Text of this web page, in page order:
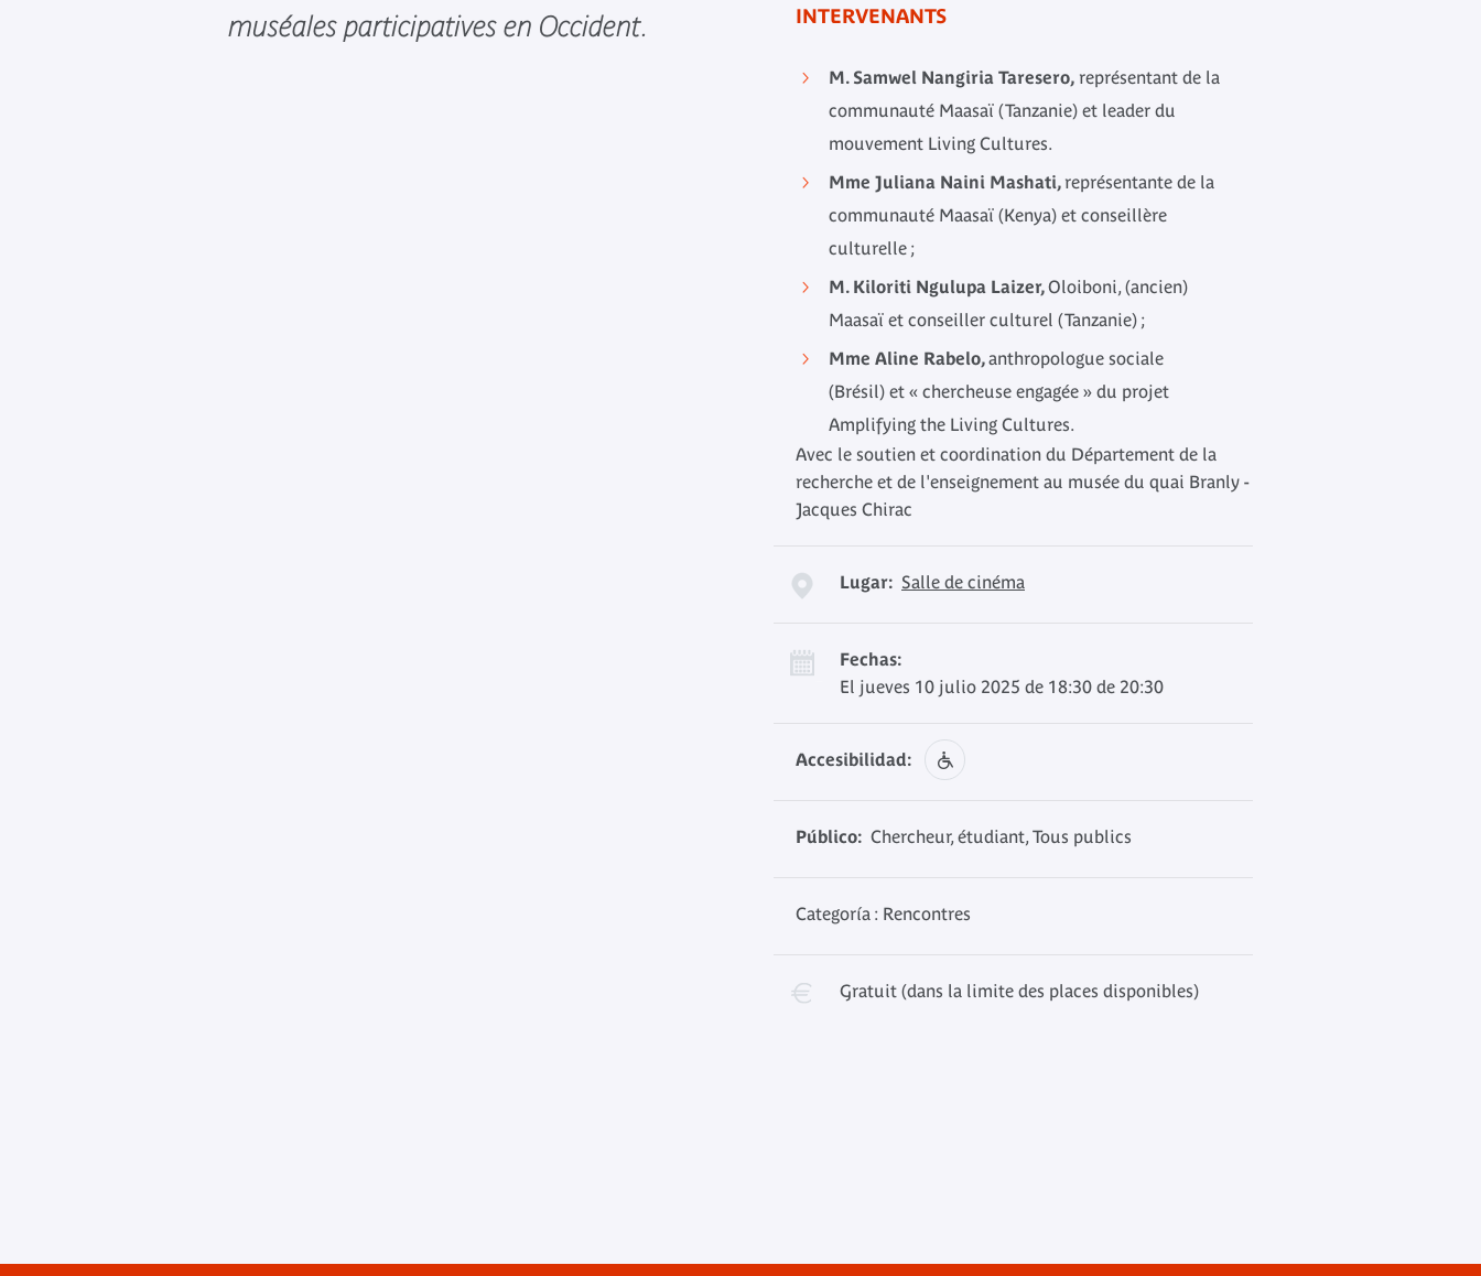
muséales participatives en Occident.
INTERVENANTS
M. Samwel Nangiria Taresero, représentant de la
communauté Maasaï (Tanzanie) et leader du
mouvement Living Cultures.
Mme Juliana Naini Mashati, représentante de la
communauté Maasaï (Kenya) et conseillère
culturelle ;
M. Kiloriti Ngulupa Laizer,Oloiboni, (ancien)
Maasaï et conseiller culturel (Tanzanie) ;
Mme Aline Rabelo,anthropologue sociale
(Brésil) et « chercheuse engagée » du projet
Amplifying the Living Cultures.
Avec le soutien et coordination du Département de la
recherche et de l'enseignement au musée du quai Branly -
Jacques Chirac
Lugar: Salle de cinéma
Fechas:
El jueves 10 julio 2025 de 18:30 de 20:30
Accesibilidad:
Público: Chercheur, étudiant, Tous publics
Categoría : Rencontres
Gratuit (dans la limite des places disponibles)